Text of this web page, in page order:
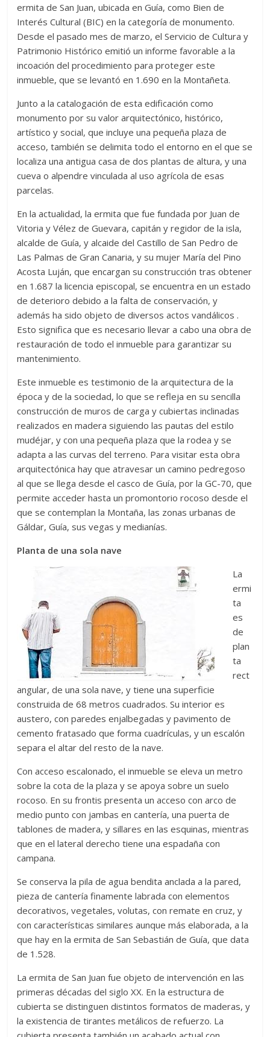
ermita de San Juan, ubicada en Guía, como Bien de
Interés Cultural (BIC) en la categoría de monumento.
Desde el pasado mes de marzo, el Servicio de Cultura y
Patrimonio Histórico emitió un informe favorable a la
incoación del procedimiento para proteger este
inmueble, que se levantó en 1.690 en la Montañeta.
Junto a la catalogación de esta edificación como
monumento por su valor arquitectónico, histórico,
artístico y social, que incluye una pequeña plaza de
acceso, también se delimita todo el entorno en el que se
localiza una antigua casa de dos plantas de altura, y una
cueva o alpendre vinculada al uso agrícola de esas
parcelas.
En la actualidad, la ermita que fue fundada por Juan de
Vitoria y Vélez de Guevara, capitán y regidor de la isla,
alcalde de Guía, y alcaide del Castillo de San Pedro de
Las Palmas de Gran Canaria, y su mujer María del Pino
Acosta Luján, que encargan su construcción tras obtener
en 1.687 la licencia episcopal, se encuentra en un estado
de deterioro debido a la falta de conservación, y
además ha sido objeto de diversos actos vandálicos .
Esto significa que es necesario llevar a cabo una obra de
restauración de todo el inmueble para garantizar su
mantenimiento.
Este inmueble es testimonio de la arquitectura de la
época y de la sociedad, lo que se refleja en su sencilla
construcción de muros de carga y cubiertas inclinadas
realizados en madera siguiendo las pautas del estilo
mudéjar, y con una pequeña plaza que la rodea y se
adapta a las curvas del terreno. Para visitar esta obra
arquitectónica hay que atravesar un camino pedregoso
al que se llega desde el casco de Guía, por la GC-70, que
permite acceder hasta un promontorio rocoso desde el
que se contemplan la Montaña, las zonas urbanas de
Gáldar, Guía, sus vegas y medianías.
Planta de una sola nave
La
ermi
ta
es
de
plan
ta
rect
angular, de una sola nave, y tiene una superficie
construida de 68 metros cuadrados. Su interior es
austero, con paredes enjalbegadas y pavimento de
cemento fratasado que forma cuadrículas, y un escalón
separa el altar del resto de la nave.
Con acceso escalonado, el inmueble se eleva un metro
sobre la cota de la plaza y se apoya sobre un suelo
rocoso. En su frontis presenta un acceso con arco de
medio punto con jambas en cantería, una puerta de
tablones de madera, y sillares en las esquinas, mientras
que en el lateral derecho tiene una espadaña con
campana.
Se conserva la pila de agua bendita anclada a la pared,
pieza de cantería finamente labrada con elementos
decorativos, vegetales, volutas, con remate en cruz, y
con características similares aunque más elaborada, a la
que hay en la ermita de San Sebastián de Guía, que data
de 1.528.
La ermita de San Juan fue objeto de intervención en las
primeras décadas del siglo XX. En la estructura de
cubierta se distinguen distintos formatos de maderas, y
la existencia de tirantes metálicos de refuerzo. La